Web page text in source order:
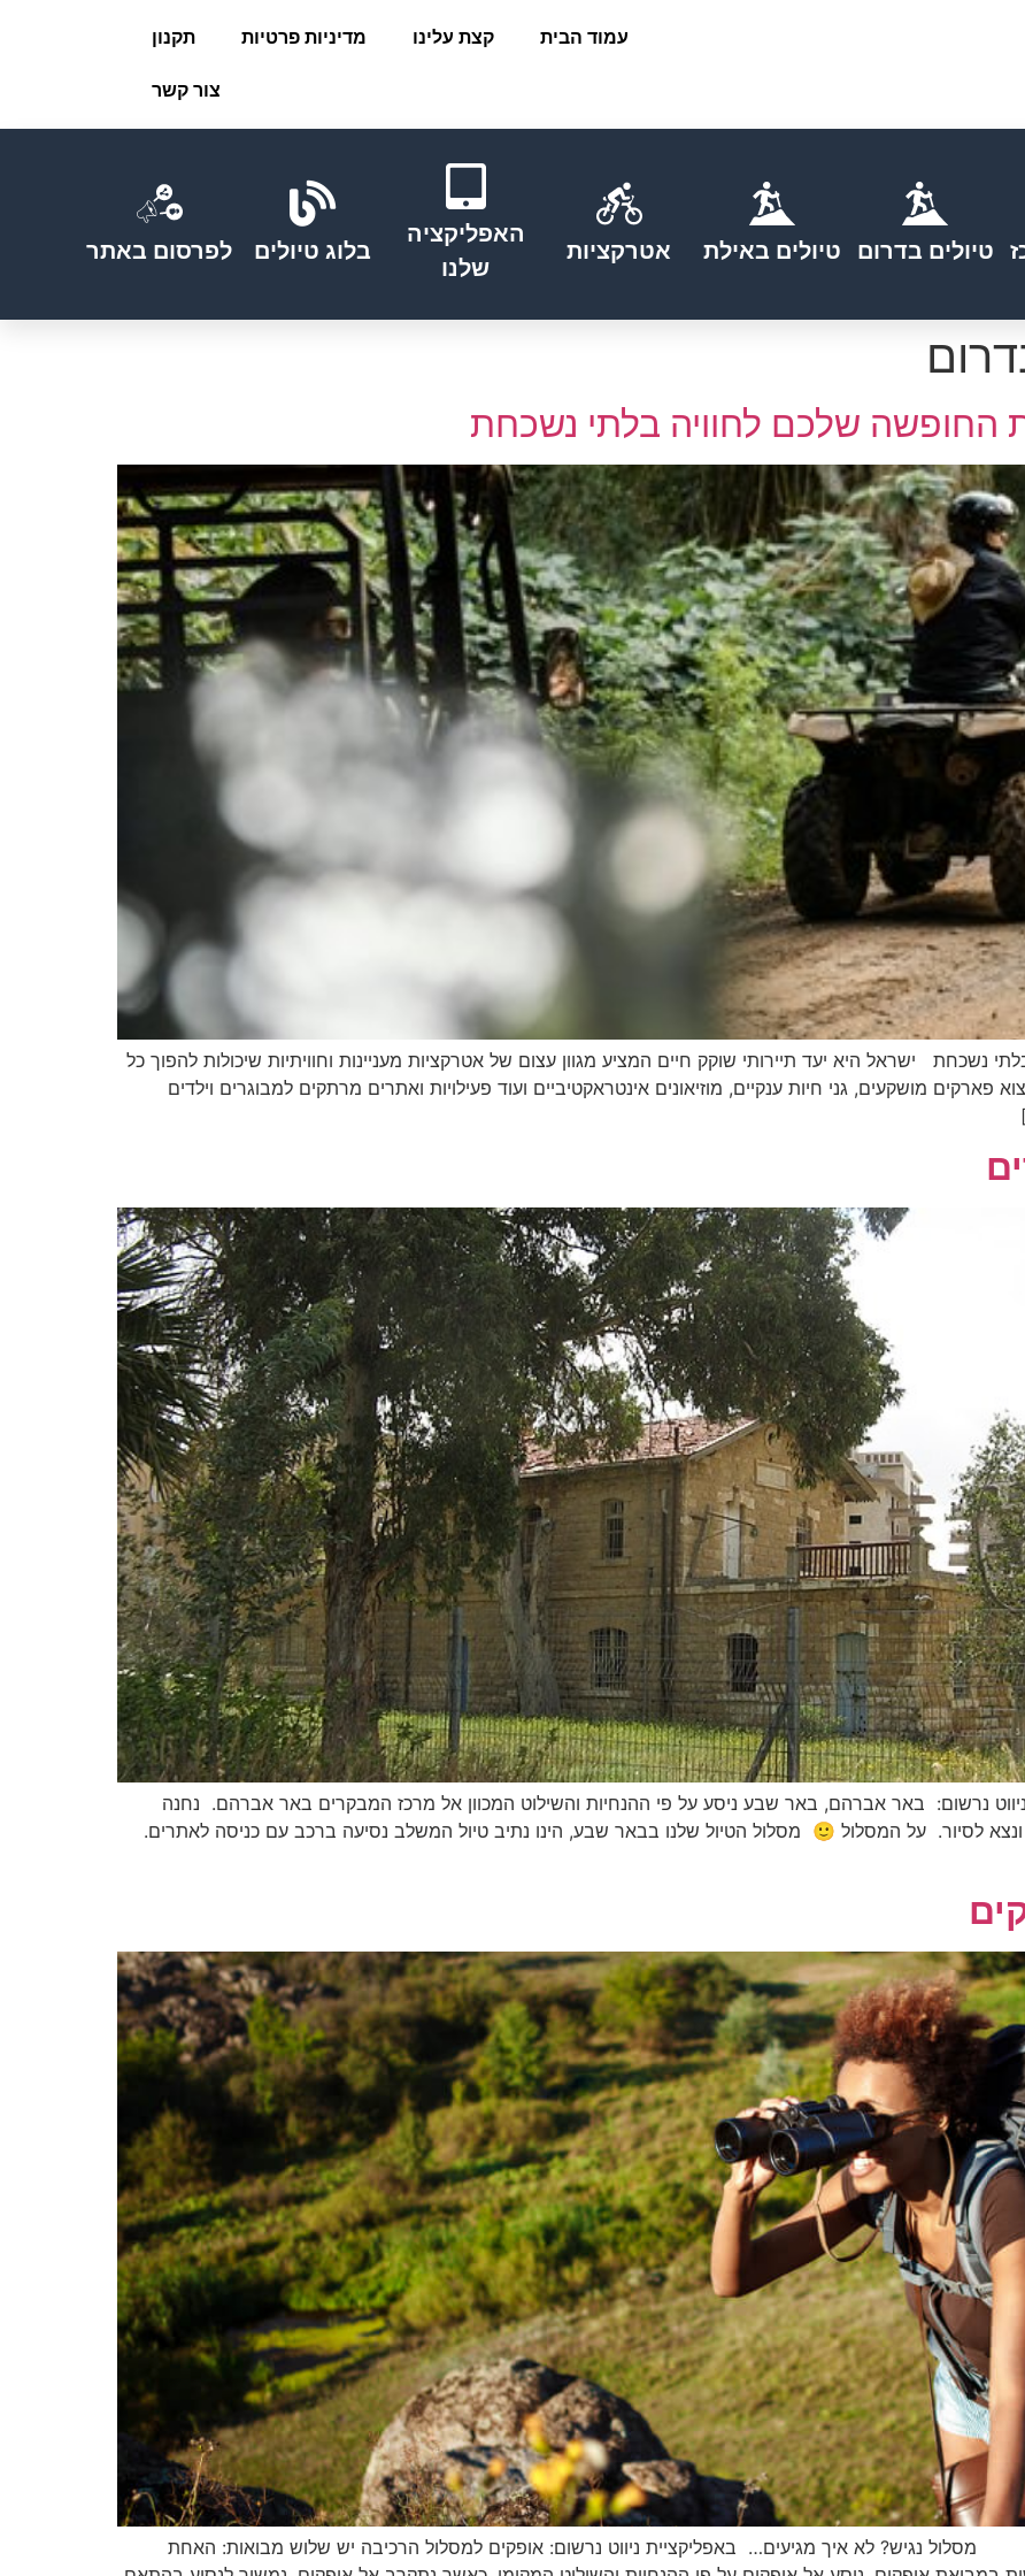
עמוד הבית קצת עלינו מדיניות פרטיות תקנון
צור קשר
טיולים בדרום טיולים באילת אטרקציות
האפליקציה
שלנו
בלוג טיולים לפרסום באתר
החופשה שלכם לחוויה בלתי נשכחת
ישראל היא יעד תיירותי שוקק חיים המציע מגוון עצום של אטרקציות מעניינות וחוויתיות שיכולות להפוך כל
מושקעים, גני חיות ענקיים, מוזיאונים אינטראקטיביים ועוד פעילויות ואתרים מרתקים למבוגרים וילדים
נרשום: באר אברהם, באר שבע ניסע על פי ההנחיות והשילוט המכוון אל מרכז המבקרים באר אברהם. נחנה
לסיור. על המסלול 🙂 מסלול הטיול שלנו בבאר שבע, הינו נתיב טיול המשלב נסיעה ברכב עם כניסה לאתרים.
לא איך מגיעים… באפליקציית ניווט נרשום: אופקים למסלול הרכיבה יש שלוש מבואות: האחת